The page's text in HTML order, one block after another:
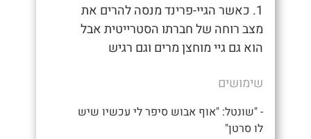
1. כאשר הגיי-פרינד מנסה להרים את
מצב רוחה של חברתו הסטרייטית אבל
הוא גם גיי מוחצן מרים וגם רגיש
שימושים
- "שונטל: "אוף אבוש סיפר לי עכשיו שיש
לו סרטן"